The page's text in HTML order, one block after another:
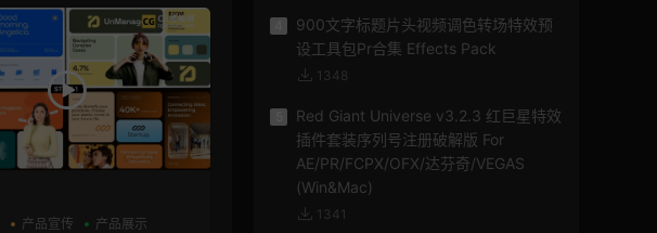
产品宣传 产品展示
900文字标题片头视频调色转场特效预
设工具包Pr合集 Effects Pack
1348
Red Giant Universe v3.2.3 红巨星特效
插件套装序列号注册破解版 For
AE/PR/FCPX/OFX/达芬奇/VEGAS
(Win&Mac)
1341